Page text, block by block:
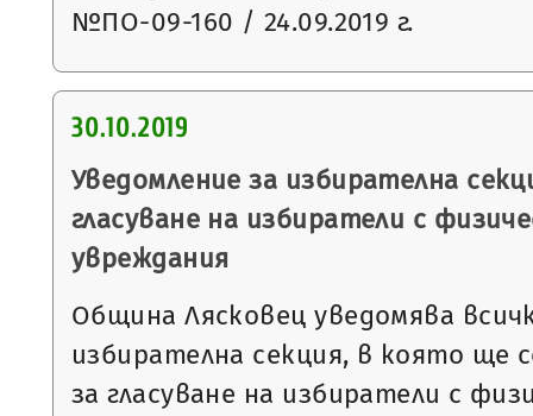
№ПО-09-160 / 24.09.2019 г.
30.10.2019
Уведомление за избирателна
гласуване на избиратели с
увреждания
Община Лясковец уведомява
избирателна секция, в която ще
за гласуване на избиратели с